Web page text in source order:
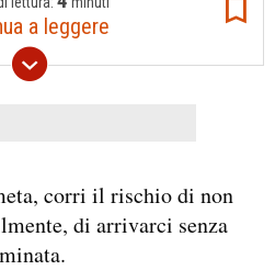
a leggere
corri il rischio di non
di arrivarci senza